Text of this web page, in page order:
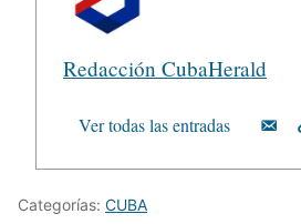
Redacción CubaHerald
Ver todas las entradas
Categorías: CUBA